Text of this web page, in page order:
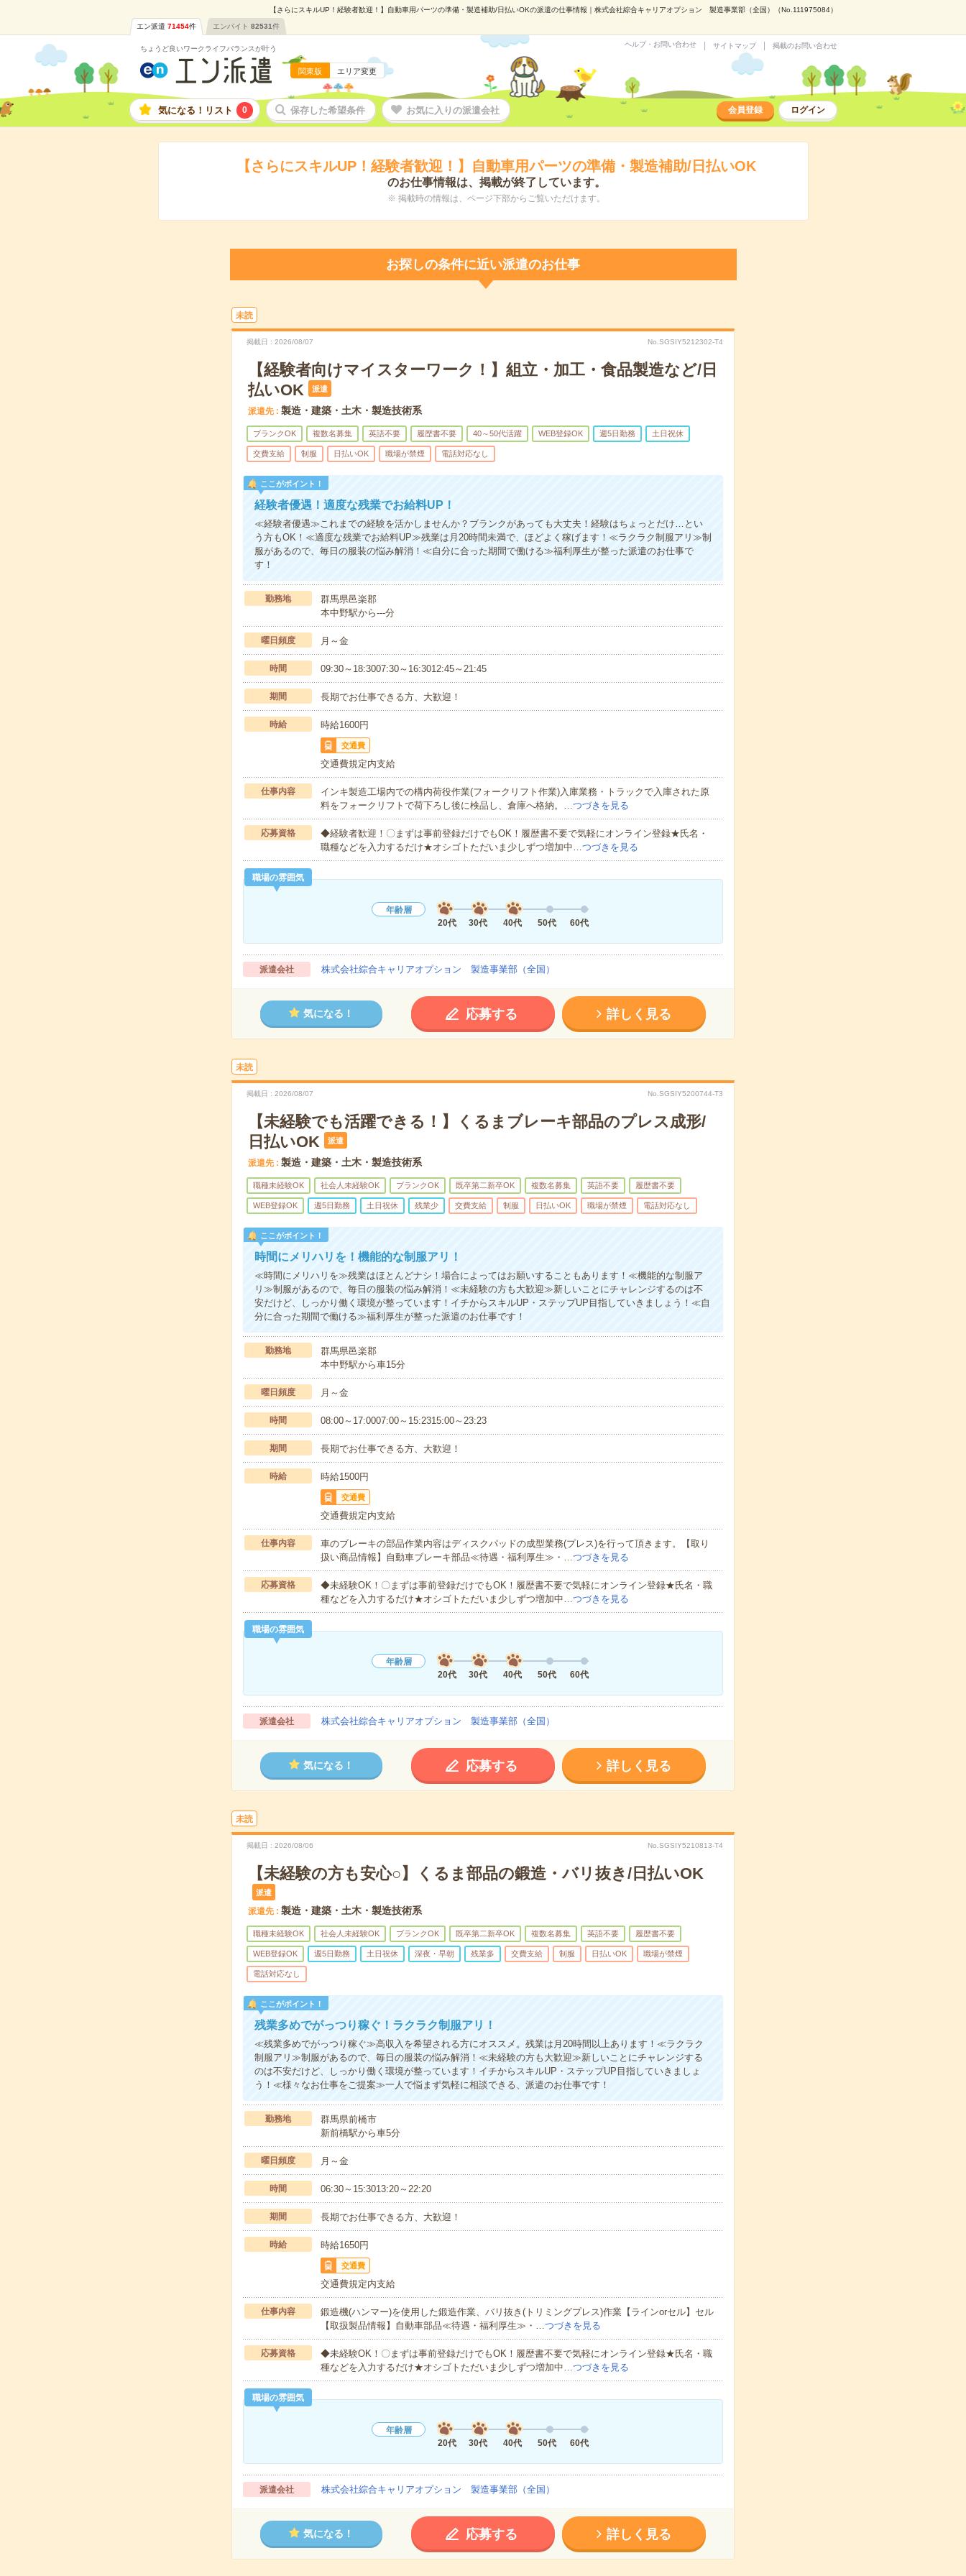
【さらにスキルUP！経験者歓迎！】自動車用パーツの準備・製造補助/日払いOKの派遣の仕事情報｜株式会社綜合キャリアオプション 製造事業部（全国）（No.111975084）
エン派遣 71454件 エンバイト 82531件
ちょうど良いワークライフバランスが叶う
関東版 エリア変更
ヘルプ・お問い合わせ サイトマップ 掲載のお問い合わせ
気になる！リスト 0 保存した希望条件 お気に入りの派遣会社 会員登録 ログイン
【さらにスキルUP！経験者歓迎！】自動車用パーツの準備・製造補助/日払いOK
のお仕事情報は、掲載が終了しています。
※ 掲載時の情報は、ページ下部からご覧いただけます。
お探しの条件に近い派遣のお仕事
未読
掲載日 2026/08/07 No.SGSIY5212302-T4
【経験者向けマイスターワーク！】組立・加工・食品製造など/日
払いOK
派遣
派遣先 製造・建築・土木・製造技術系
ブランクOK 複数名募集 英語不要 履歴書不要 40～50代活躍 WEB登録OK 週5日勤務 土日祝休
交費支給 制服 日払いOK 職場が禁煙 電話対応なし
ここがポイント！
経験者優遇！適度な残業でお給料UP！
≪経験者優遇≫これまでの経験を活かしませんか？ブランクがあっても大丈夫！経験はちょっとだけ…とい
う方もOK！≪適度な残業でお給料UP≫残業は月20時間未満で、ほどよく稼げます！≪ラクラク制服アリ≫制
服があるので、毎日の服装の悩み解消！≪自分に合った期間で働ける≫福利厚生が整った派遣のお仕事で
す！
勤務地
群馬県邑楽郡
本中野駅から---分
曜日頻度 月～金
時間 09:30～18:3007:30～16:3012:45～21:45
期間 長期でお仕事できる方、大歓迎！
時給 時給1600円
交通費
交通費規定内支給
仕事内容
インキ製造工場内での構内荷役作業(フォークリフト作業)入庫業務・トラックで入庫された原
料をフォークリフトで荷下ろし後に検品し、倉庫へ格納。…つづきを見る
応募資格
◆経験者歓迎！〇まずは事前登録だけでもOK！履歴書不要で気軽にオンライン登録★氏名・
職種などを入力するだけ★オシゴトただいま少しずつ増加中…つづきを見る
職場の雰囲気
年齢層
20代
30代 40代 50代 60代
派遣会社 株式会社綜合キャリアオプション 製造事業部（全国）
気になる！ 応募する 詳しく見る
未読
掲載日 2026/08/07 No.SGSIY5200744-T3
【未経験でも活躍できる！】くるまブレーキ部品のプレス成形/
日払いOK
派遣
派遣先 製造・建築・土木・製造技術系
職種未経験OK 社会人未経験OK ブランクOK 既卒第二新卒OK 複数名募集 英語不要 履歴書不要
WEB登録OK 週5日勤務 土日祝休 残業少 交費支給 制服 日払いOK 職場が禁煙 電話対応なし
ここがポイント！
時間にメリハリを！機能的な制服アリ！
≪時間にメリハリを≫残業はほとんどナシ！場合によってはお願いすることもあります！≪機能的な制服ア
リ≫制服があるので、毎日の服装の悩み解消！≪未経験の方も大歓迎≫新しいことにチャレンジするのは不
安だけど、しっかり働く環境が整っています！イチからスキルUP・ステップUP目指していきましょう！≪自
分に合った期間で働ける≫福利厚生が整った派遣のお仕事です！
勤務地
群馬県邑楽郡
本中野駅から車15分
曜日頻度 月～金
時間 08:00～17:0007:00～15:2315:00～23:23
期間 長期でお仕事できる方、大歓迎！
時給 時給1500円
交通費
交通費規定内支給
仕事内容
車のブレーキの部品作業内容はディスクパッドの成型業務(プレス)を行って頂きます。【取り
扱い商品情報】自動車ブレーキ部品≪待遇・福利厚生≫・…つづきを見る
応募資格
◆未経験OK！〇まずは事前登録だけでもOK！履歴書不要で気軽にオンライン登録★氏名・職
種などを入力するだけ★オシゴトただいま少しずつ増加中…つづきを見る
職場の雰囲気
年齢層
20代
30代 40代 50代 60代
派遣会社 株式会社綜合キャリアオプション 製造事業部（全国）
気になる！ 応募する 詳しく見る
未読
掲載日 2026/08/06 No.SGSIY5210813-T4
【未経験の方も安心○】くるま部品の鍛造・バリ抜き/日払いOK
派遣
派遣先 製造・建築・土木・製造技術系
職種未経験OK 社会人未経験OK ブランクOK 既卒第二新卒OK 複数名募集 英語不要 履歴書不要
WEB登録OK 週5日勤務 土日祝休 深夜・早朝 残業多 交費支給 制服 日払いOK 職場が禁煙
電話対応なし
ここがポイント！
残業多めでがっつり稼ぐ！ラクラク制服アリ！
≪残業多めでがっつり稼ぐ≫高収入を希望される方にオススメ。残業は月20時間以上あります！≪ラクラク
制服アリ≫制服があるので、毎日の服装の悩み解消！≪未経験の方も大歓迎≫新しいことにチャレンジする
のは不安だけど、しっかり働く環境が整っています！イチからスキルUP・ステップUP目指していきましょ
う！≪様々なお仕事をご提案≫一人で悩まず気軽に相談できる、派遣のお仕事です！
勤務地
群馬県前橋市
新前橋駅から車5分
曜日頻度 月～金
時間 06:30～15:3013:20～22:20
期間 長期でお仕事できる方、大歓迎！
時給 時給1650円
交通費
交通費規定内支給
仕事内容
鍛造機(ハンマー)を使用した鍛造作業、バリ抜き(トリミングプレス)作業【ラインorセル】セル
【取扱製品情報】自動車部品≪待遇・福利厚生≫・…つづきを見る
応募資格
◆未経験OK！〇まずは事前登録だけでもOK！履歴書不要で気軽にオンライン登録★氏名・職
種などを入力するだけ★オシゴトただいま少しずつ増加中…つづきを見る
職場の雰囲気
年齢層
20代
30代 40代 50代 60代
派遣会社 株式会社綜合キャリアオプション 製造事業部（全国）
気になる！ 応募する 詳しく見る